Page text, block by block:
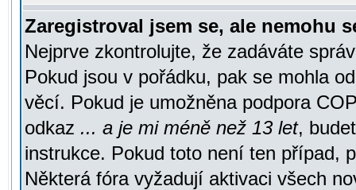
Zaregistroval jsem se, ale nemohu
Nejprve zkontrolujte, že zadáváte
Pokud jsou v pořádku, pak se mohla
věcí. Pokud je umožněna podpora
odkaz ... a je mi méně než 13 let,
instrukce. Pokud toto není ten případ,
Některá fóra vyžadují aktivaci všech